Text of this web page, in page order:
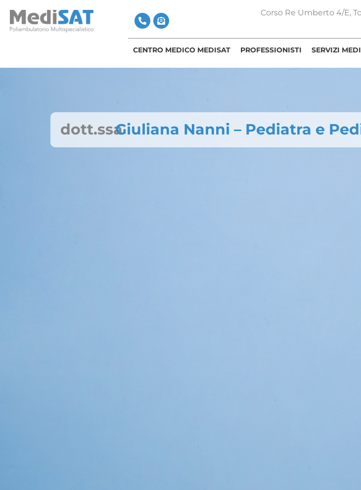
Corso Re Umberto 4/E,
CENTRO MEDICO MEDISAT PROFESSIONISTI SERVIZI
dott.ssaGiuliana Nanni – Pediatra e